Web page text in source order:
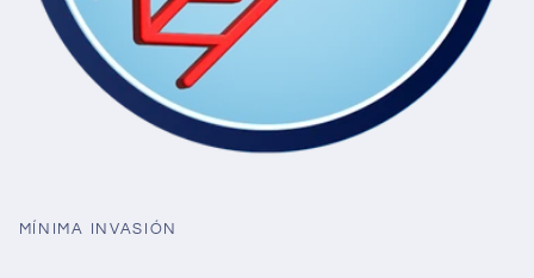
MÍNIMA INVASIÓN